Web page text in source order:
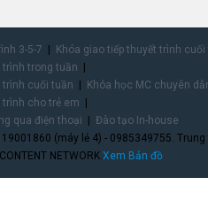
3-5-7
Khóa giao tiếp thuyết trình
trình trong tuần
trình cuối tuần
Khóa học MC chuyên
trình cho trẻ em
qua điện thoại
Đào tạo In-house
(máy lẻ 4) - 0985349755.
NETWORK.Xem Bản đồ